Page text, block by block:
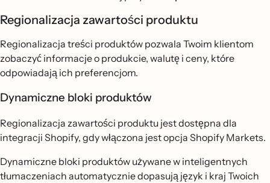
Regionalizacja zawartości produktu
Regionalizacja treści produktów pozwala Twoim klientom
zobaczyć informacje o produkcie, walutę i ceny, które
odpowiadają ich preferencjom.
Dynamiczne bloki produktów
Regionalizacja zawartości produktu jest dostępna dla
integracji Shopify, gdy włączona jest opcja Shopify Markets.
Dynamiczne bloki produktów używane w inteligentnych
tłumaczeniach automatycznie dopasują język i kraj Twoich